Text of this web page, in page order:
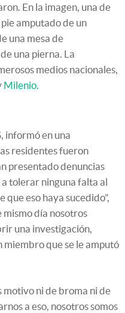
En la imagen, una de
amputado de un
una mesa de
una pierna. La
medios nacionales,
Milenio.
informó en una
residentes fueron
presentado denuncias
a tolerar ninguna falta al
eso haya sucedido”,
mismo día nosotros
una investigación,
miembro que se le amputó
motivo ni de broma ni de
a eso, nosotros somos